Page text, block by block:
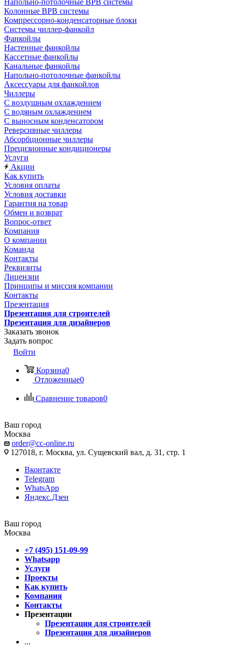
Напольно-потолочные ВРВ системы
Колонные ВРВ системы
Компрессорно-конденсаторные блоки
Системы чиллер-фанкойл
Фанкойлы
Настенные фанкойлы
Кассетные фанкойлы
Канальные фанкойлы
Напольно-потолочные фанкойлы
Аксессуары для фанкойлов
Чиллеры
С воздушным охлаждением
С водяным охлаждением
С выносным конденсатором
Реверсивные чиллеры
Абсорбционные чиллеры
Прецизионные кондиционеры
Услуги
Акции
Как купить
Условия оплаты
Условия доставки
Гарантия на товар
Обмен и возврат
Вопрос-ответ
Компания
О компании
Команда
Контакты
Реквизиты
Лицензии
Принципы и миссия компании
Контакты
Презентация
Презентация для строителей
Презентация для дизайнеров
Заказать звонок
Задать вопрос
Войти
Корзина0
Отложенные0
Сравнение товаров0
Ваш город
Москва
order@cc-online.ru
127018, г. Москва, ул. Сущевский вал, д. 31, стр. 1
Вконтакте
Telegram
WhatsApp
Яндекс.Дзен
Ваш город
Москва
+7 (495) 151-09-99
Whatsapp
Услуги
Проекты
Как купить
Компания
Контакты
Презентации
Презентация для строителей
Презентация для дизайнеров
...